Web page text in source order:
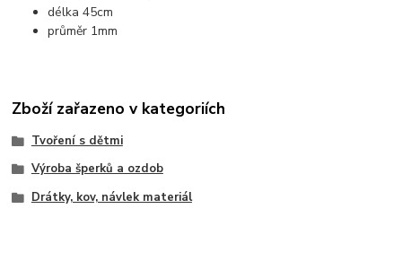
délka 45cm
průměr 1mm
Zboží zařazeno v kategoriích
Tvoření s dětmi
Výroba šperků a ozdob
Drátky, kov, návlek materiál